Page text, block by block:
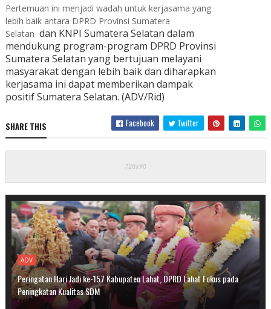
Pertemuan ini menjadi wadah untuk kerjasama yang
lebih baik antara DPRD Provinsi Sumatera
Selatan dan KNPI Sumatera Selatan dalam
mendukung program-program DPRD Provinsi
Sumatera Selatan yang bertujuan melayani
masyarakat dengan lebih baik dan diharapkan
kerjasama ini dapat memberikan dampak
positif Sumatera Selatan. (ADV/Rid)
SHARE THIS Facebook Twitter
ADV
Peringatan Hari Jadi ke-157 Kabupaten Lahat, DPRD Lahat Fokus pada
Peningkatan Kualitas SDM